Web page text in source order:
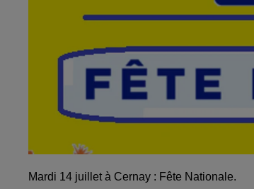
Mardi 14 juillet à Cernay : Fête Nationale.